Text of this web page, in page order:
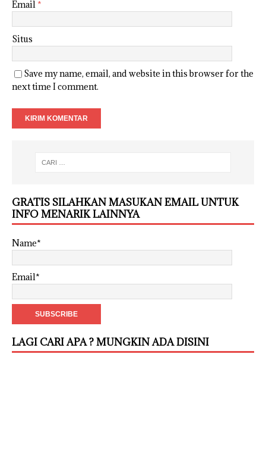
Email *
Situs
Save my name, email, and website in this browser for the
next time I comment.
GRATIS SILAHKAN MASUKAN EMAIL UNTUK
INFO MENARIK LAINNYA
Name*
Email*
LAGI CARI APA ? MUNGKIN ADA DISINI